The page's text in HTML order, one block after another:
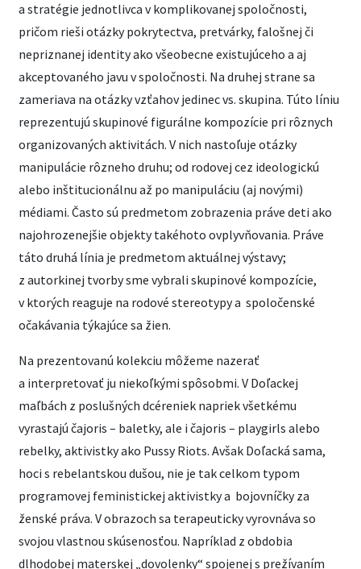
a stratégie jednotlivca v komplikovanej spoločnosti,
pričom rieši otázky pokrytectva, pretvárky, falošnej či
nepriznanej identity ako všeobecne existujúceho a aj
akceptovaného javu v spoločnosti. Na druhej strane sa
zameriava na otázky vzťahov jedinec vs. skupina. Túto líniu
reprezentujú skupinové figurálne kompozície pri rôznych
organizovaných aktivitách. V nich nastoľuje otázky
manipulácie rôzneho druhu; od rodovej cez ideologickú
alebo inštitucionálnu až po manipuláciu (aj novými)
médiami. Často sú predmetom zobrazenia práve deti ako
najohrozenejšie objekty takéhoto ovplyvňovania. Práve
táto druhá línia je predmetom aktuálnej výstavy;
z autorkinej tvorby sme vybrali skupinové kompozície,
v ktorých reaguje na rodové stereotypy a spoločenské
očakávania týkajúce sa žien.
Na prezentovanú kolekciu môžeme nazerať
a interpretovať ju niekoľkými spôsobmi. V Doľackej
maľbách z poslušných dcéreniek napriek všetkému
vyrastajú čajoris – baletky, ale i čajoris – playgirls alebo
rebelky, aktivistky ako Pussy Riots. Avšak Doľacká sama,
hoci s rebelantskou dušou, nie je tak celkom typom
programovej feministickej aktivistky a bojovníčky za
ženské práva. V obrazoch sa terapeuticky vyrovnáva so
svojou vlastnou skúsenosťou. Napríklad z obdobia
dlhodobej materskej „dovolenky“ spojenej s prežívaním